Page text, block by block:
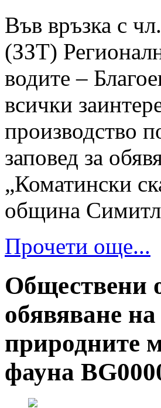
Във връзка с
(ЗЗТ)
водите –
всички
производство
заповед за
„Коматински
община
Прочети още...
Обществени
обявяване
природните
фауна